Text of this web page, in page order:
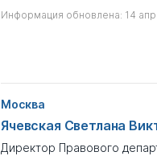
Информация обновлена: 14
Москва
Ячевская Светлана
Директор Правового